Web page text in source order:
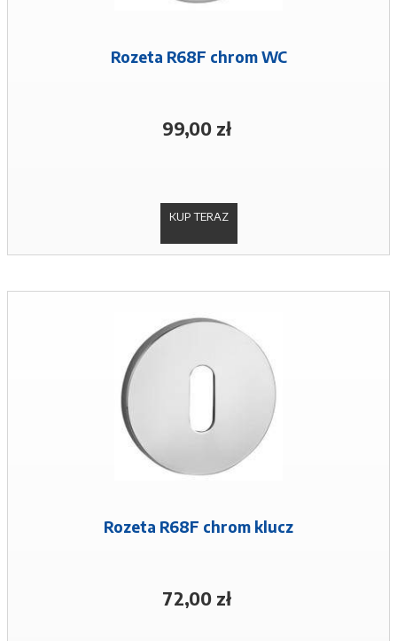
Rozeta R68F chrom WC
99,00 zł
KUP TERAZ
Rozeta R68F chrom klucz
72,00 zł